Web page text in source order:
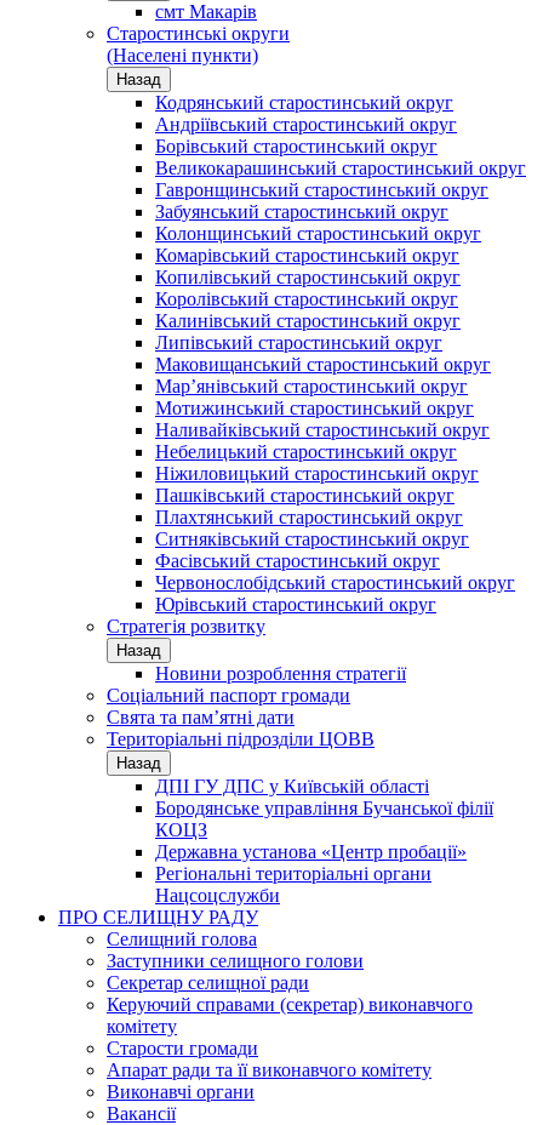
смт Макарів
Старостинські округи
(Населені пункти)
Назад
Кодрянський старостинський округ
Андріївський старостинський округ
Борівський старостинський округ
Великокарашинський старостинський округ
Гавронщинський старостинський округ
Забуянський старостинський округ
Колонщинський старостинський округ
Комарівський старостинський округ
Копилівський старостинський округ
Королівський старостинський округ
Калинівський старостинський округ
Липівський старостинський округ
Маковищанський старостинський округ
Мар’янівський старостинський округ
Мотижинський старостинський округ
Наливайківський старостинський округ
Небелицький старостинський округ
Ніжиловицький старостинський округ
Пашківський старостинський округ
Плахтянський старостинський округ
Ситняківський старостинський округ
Фасівський старостинський округ
Червонослобідський старостинський округ
Юрівський старостинський округ
Стратегія розвитку
Назад
Новини розроблення стратегії
Соціальний паспорт громади
Свята та пам’ятні дати
Територіальні підрозділи ЦОВВ
Назад
ДПІ ГУ ДПС у Київській області
Бородянське управління Бучанської філії
КОЦЗ
Державна установа «Центр пробації»
Регіональні територіальні органи
Нацсоцслужби
ПРО СЕЛИЩНУ РАДУ
Селищний голова
Заступники селищного голови
Секретар селищної ради
Керуючий справами (секретар) виконавчого
комітету
Старости громади
Апарат ради та її виконавчого комітету
Виконавчі органи
Вакансії